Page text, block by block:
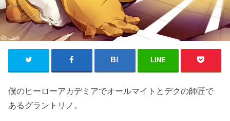
LINE
僕のヒーローアカデミアでオールマイトとデクの師匠で
あるグラントリノ。